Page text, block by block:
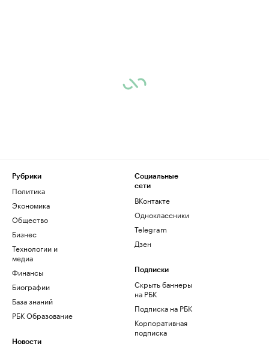
Рубрики
Политика
Экономика
Общество
Бизнес
Технологии и
медиа
Финансы
Биографии
База знаний
РБК Образование
Новости
Социальные
сети
ВКонтакте
Одноклассники
Telegram
Дзен
Подписки
Скрыть баннеры
на РБК
Подписка на РБК
Корпоративная
подписка